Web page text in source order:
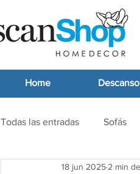
Home Descanso
Todas las entradas Sofás
18 jun 2025 2 min